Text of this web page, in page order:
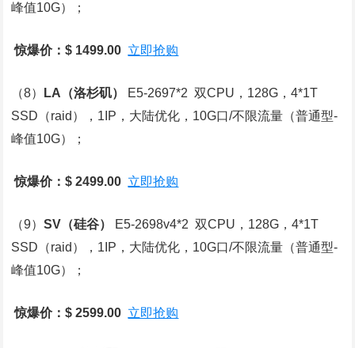
峰值10G）；
惊爆价：$ 1499.00 立即抢购
（8） LA （洛杉矶）
E5-2697*2 双CPU，128G，4*1T
SSD（raid），1IP，大陆优化，10G口/不限流量（普通型-
峰值10G）；
惊爆价：$ 2499.00 立即抢购
（9）SV （硅谷）
E5-2698v4*2 双CPU，128G，4*1T
SSD（raid），1IP，大陆优化，10G口/不限流量（普通型-
峰值10G）；
惊爆价：$ 2599.00 立即抢购